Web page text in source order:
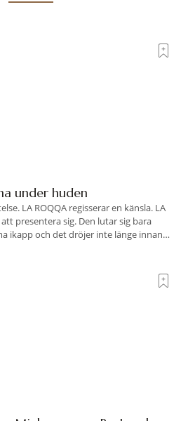
under huden
LA ROQQA regisserar en känsla. LA
presentera sig. Den lutar sig bara
ikapp och det dröjer inte länge innan